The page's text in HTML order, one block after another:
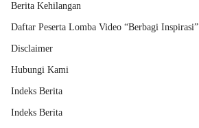
Berita Kehilangan
Daftar Peserta Lomba Video “Berbagi Inspirasi”
Disclaimer
Hubungi Kami
Indeks Berita
Indeks Berita